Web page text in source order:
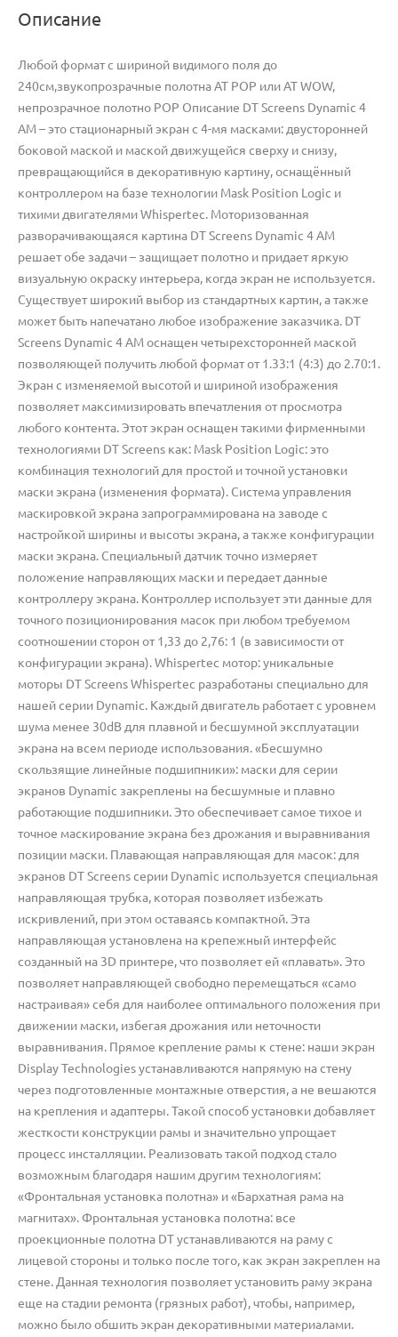
Описание
Любой формат с шириной видимого поля до
240см,звукопрозрачные полотна AT POP или AT WOW,
непрозрачное полотно POP Описание DT Screens Dynamic 4
AM – это стационарный экран с 4-мя масками: двусторонней
боковой маской и маской движущейся сверху и снизу,
превращающийся в декоративную картину, оснащённый
контроллером на базе технологии Mask Position Logic и
тихими двигателями Whispertec. Моторизованная
разворачивающаяся картина DT Screens Dynamic 4 AM
решает обе задачи – защищает полотно и придает яркую
визуальную окраску интерьера, когда экран не используется.
Существует широкий выбор из стандартных картин, а также
может быть напечатано любое изображение заказчика. DT
Screens Dynamic 4 AM оснащен четырехсторонней маской
позволяющей получить любой формат от 1.33:1 (4:3) до 2.70:1.
Экран с изменяемой высотой и шириной изображения
позволяет максимизировать впечатления от просмотра
любого контента. Этот экран оснащен такими фирменными
технологиями DT Screens как: Mask Position Logic: это
комбинация технологий для простой и точной установки
маски экрана (изменения формата). Система управления
маскировкой экрана запрограммирована на заводе с
настройкой ширины и высоты экрана, а также конфигурации
маски экрана. Специальный датчик точно измеряет
положение направляющих маски и передает данные
контроллеру экрана. Контроллер использует эти данные для
точного позиционирования масок при любом требуемом
соотношении сторон от 1,33 до 2,76: 1 (в зависимости от
конфигурации экрана). Whispertec мотор: уникальные
моторы DT Screens Whispertec разработаны специально для
нашей серии Dynamic. Каждый двигатель работает с уровнем
шума менее 30dB для плавной и бесшумной эксплуатации
экрана на всем периоде использования. «Бесшумно
скользящие линейные подшипники»: маски для серии
экранов Dynamic закреплены на бесшумные и плавно
работающие подшипники. Это обеспечивает самое тихое и
точное маскирование экрана без дрожания и выравнивания
позиции маски. Плавающая направляющая для масок: для
экранов DT Screens серии Dynamic используется специальная
направляющая трубка, которая позволяет избежать
искривлений, при этом оставаясь компактной. Эта
направляющая установлена на крепежный интерфейс
созданный на 3D принтере, что позволяет ей «плавать». Это
позволяет направляющей свободно перемещаться «само
настраивая» себя для наиболее оптимального положения при
движении маски, избегая дрожания или неточности
выравнивания. Прямое крепление рамы к стене: наши экран
Display Technologies устанавливаются напрямую на стену
через подготовленные монтажные отверстия, а не вешаются
на крепления и адаптеры. Такой способ установки добавляет
жесткости конструкции рамы и значительно упрощает
процесс инсталляции. Реализовать такой подход стало
возможным благодаря нашим другим технологиям:
«Фронтальная установка полотна» и «Бархатная рама на
магнитах». Фронтальная установка полотна: все
проекционные полотна DT устанавливаются на раму с
лицевой стороны и только после того, как экран закреплен на
стене. Данная технология позволяет установить раму экрана
еще на стадии ремонта (грязных работ), чтобы, например,
можно было обшить экран декоративными материалами.